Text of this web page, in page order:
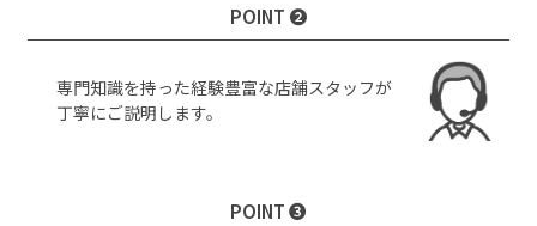
POINT ❷
専門知識を持った経験豊富な店舗スタッフが
丁寧にご説明します。
POINT ❸